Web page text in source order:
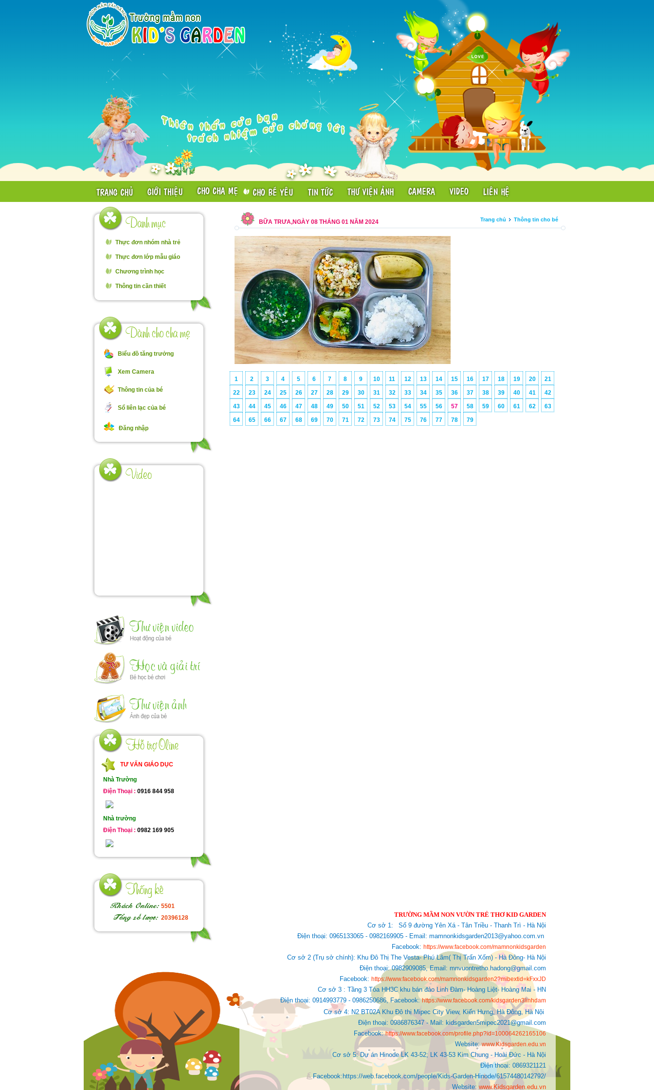
Thực đơn nhóm nhà trẻ
Thực đơn lớp mẫu giáo
Chương trình học
Thông tin cần thiết
Biểu đồ tăng trưởng
Xem Camera
Thông tin của bé
Sổ liên lạc của bé
Đăng nhập
TƯ VẤN GIÁO DỤC
Nhà Trường
Điện Thoại : 0916 844 958
Nhà trường
Điện Thoại : 0982 169 905
5501
20396128
BỮA TRƯA,NGÀY 08 THÁNG 01 NĂM 2024 Trang chủ Thông tin cho bé
1 2 3 4 5 6 7 8 9 10 11 12 13 14 15 16 17 18 19 20
21
22
23 24 25 26 27 28 29 30 31 32 33 34 35 36 37 38 39 40 41
42
43
44 45 46 47 48 49 50 51 52 53 54 55 56 57 58 59 60 61 62
63
64
65 66 67 68 69 70 71 72 73 74 75 76 77 78 79
TRƯỜNG MẦM NON VƯỜN TRẺ THƠ KID GARDEN
Cơ sở 1:
Số 9 đường Yên Xá - Tân Triều - Thanh Trì - Hà Nội
Điện thoại: 0965133065 - 0982169905 - Email: mamnonkidsgarden2013@yahoo.com.vn
Facebook: https://www.facebook.com/mamnonkidsgarden
Cơ sở 2 (Trụ sở chính): Khu Đô Thị The Vesta- Phú Lãm( Thị Trấn Xốm) - Hà Đông- Hà Nội
Điện thoại: 0982909085,Email: mnvuontretho.hadong@gmail.com
Facebook: https://www.facebook.com/mamnonkidsgarden2?mibextid=kFxxJD
Cơ sở 3 : Tầng 3 Tòa HH3C khu bán đảo Linh Đàm- Hoàng Liệt- Hoàng Mai - HN
Điện thoại: 0914993779 - 0986250686, Facebook:https://www.facebook.com/kidsgarden3linhdam
Cơ sở 4: N2 BT02A Khu Đô thị Mipec City View, Kiến Hưng, Hà Đông, Hà Nội
Điện thoại: 0986876347 - Mail: kidsgarden5mipec2021@gmail.com
Facebook:https://www.facebook.com/profile.php?id=100064262165106
Website:www.Kidsgarden.edu.vn
Cơ sở 5: Dự án Hinode LK 43-52; LK 43-53 Kim Chung - Hoài Đức - Hà Nội
Điện thoại: 0869321121
Facebook:https://web.facebook.com/people/Kids-Garden-Hinode/61574480142792/
Website: www.Kidsgarden.edu.vn